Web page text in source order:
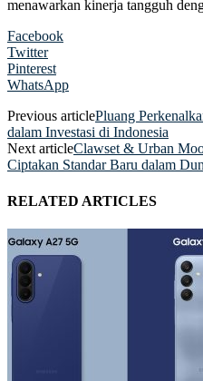
menawarkan kinerja tangguh
Facebook
Twitter
Pinterest
WhatsApp
Previous articlePluang
dalam Investasi di Indonesia
Next articleClawset & Urban
Ciptakan Standar Baru dalam
RELATED ARTICLES